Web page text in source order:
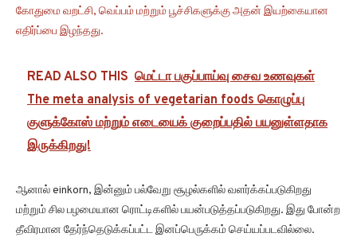
கோதுமை வறட்சி, வெப்பம் மற்றும் பூச்சிகளுக்கு அதன் இயற்கையான
எதிர்ப்பை இழந்தது.
READ ALSO THIS மெட்டா பகுப்பாய்வு சைவ உணவுகள்
The meta analysis of vegetarian foods கொழுப்பு
குளுக்கோஸ் மற்றும் எடையைக் குறைப்பதில் பயனுள்ளதாக
இருக்கிறது!
ஆனால் einkorn, இன்னும் பல்வேறு சூழல்களில் வளர்க்கப்படுகிறது
மற்றும் சில பழமையான ரொட்டிகளில் பயன்படுத்தப்படுகிறது. இது போன்ற
தீவிரமான தேர்ந்தெடுக்கப்பட்ட இனப்பெருக்கம் செய்யப்படவில்லை.